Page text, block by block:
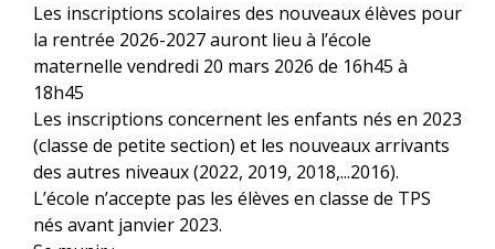
Les inscriptions scolaires des nouveaux élèves pour
la rentrée 2026-2027 auront lieu à l’école
maternelle vendredi 20 mars 2026 de 16h45 à
18h45
Les inscriptions concernent les enfants nés en 2023
(classe de petite section) et les nouveaux arrivants
des autres niveaux (2022, 2019, 2018,...2016).
L’école n’accepte pas les élèves en classe de TPS
nés avant janvier 2023.